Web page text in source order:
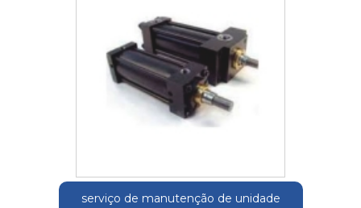
serviço de manutenção de unidade